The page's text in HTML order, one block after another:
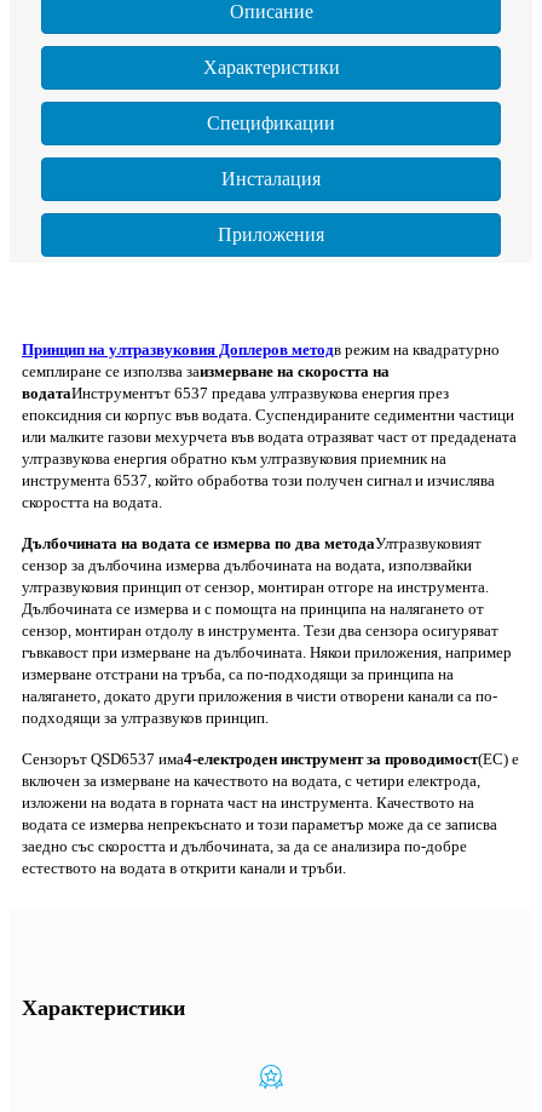
Описание
Характеристики
Спецификации
Инсталация
Приложения
Принцип на ултразвуковия Доплеров методв режим на квадратурно
семплиране се използва заизмерване на скоростта на
водатаИнструментът 6537 предава ултразвукова енергия през
епоксидния си корпус във водата. Суспендираните седиментни частици
или малките газови мехурчета във водата отразяват част от предадената
ултразвукова енергия обратно към ултразвуковия приемник на
инструмента 6537, който обработва този получен сигнал и изчислява
скоростта на водата.
Дълбочината на водата се измерва по два методаУлтразвуковият
сензор за дълбочина измерва дълбочината на водата, използвайки
ултразвуковия принцип от сензор, монтиран отгоре на инструмента.
Дълбочината се измерва и с помощта на принципа на налягането от
сензор, монтиран отдолу в инструмента. Тези два сензора осигуряват
гъвкавост при измерване на дълбочината. Някои приложения, например
измерване отстрани на тръба, са по-подходящи за принципа на
налягането, докато други приложения в чисти отворени канали са по-
подходящи за ултразвуков принцип.
Сензорът QSD6537 има4-електроден инструмент за проводимост(EC) е
включен за измерване на качеството на водата, с четири електрода,
изложени на водата в горната част на инструмента. Качеството на
водата се измерва непрекъснато и този параметър може да се записва
заедно със скоростта и дълбочината, за да се анализира по-добре
естеството на водата в открити канали и тръби.
Характеристики